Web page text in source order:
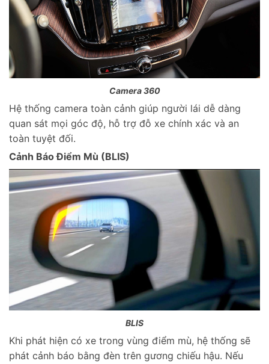
Camera 360
Hệ thống camera toàn cảnh giúp người lái dễ dàng
quan sát mọi góc độ, hỗ trợ đỗ xe chính xác và an
toàn tuyệt đối.
Cảnh Báo Điểm Mù (BLIS)
BLIS
Khi phát hiện có xe trong vùng điểm mù, hệ thống sẽ
phát cảnh báo bằng đèn trên gương chiếu hậu. Nếu